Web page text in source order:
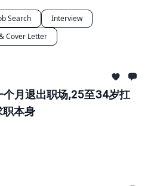
Search
Interview
Cover Letter
个月退出职场,25至34岁扛
职本身